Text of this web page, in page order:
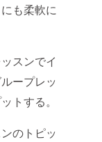
も柔軟に
スンでイ
ープレッ
トする。
のトピッ